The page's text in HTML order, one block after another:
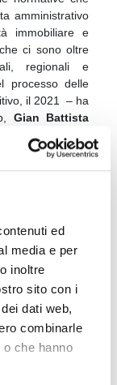
ed
media e per
inoltre
sito con i
dati web,
combinarle
che hanno
amministrativo
immobiliare e
ci sono oltre
regionali e
processo delle
il 2021 – ha
Gian Battista
precedente e
stanno ad una
e uffici a
decidono
immobiliare.
questo
orientate ad
carico fiscale,
del parco
di Confedilizia